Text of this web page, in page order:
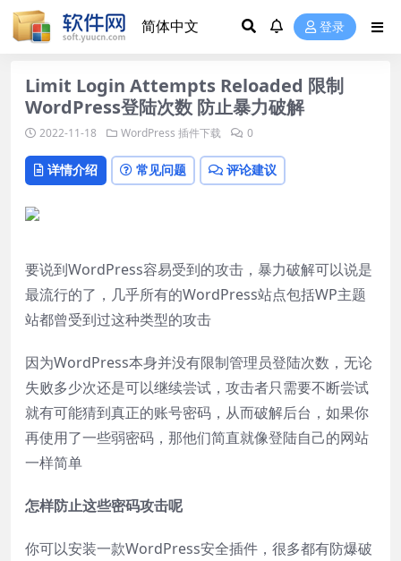
登录
Limit Login Attempts Reloaded 限制
WordPress登陆次数 防止暴力破解
2022-11-18 WordPress 插件下载 0
详情介绍 常见问题 评论建议
要说到WordPress容易受到的攻击，暴力破解可以说是
最流行的了，几乎所有的WordPress站点包括WP主题
站都曾受到过这种类型的攻击
因为WordPress本身并没有限制管理员登陆次数，无论
失败多少次还是可以继续尝试，攻击者只需要不断尝试
就有可能猜到真正的账号密码，从而破解后台，如果你
再使用了一些弱密码，那他们简直就像登陆自己的网站
一样简单
怎样防止这些密码攻击呢
你可以安装一款WordPress安全插件，很多都有防爆破